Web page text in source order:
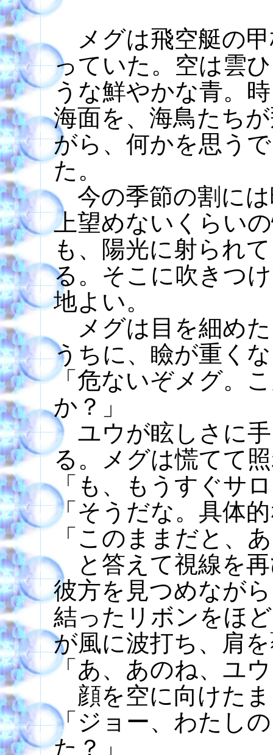
メグは飛空艇の
っていた。空は雲
うな鮮やかな青。
海面を、海鳥たち
がら、何かを思う
た。
今の季節の割には
上望めないくらい
も、陽光に射られ
る。そこに吹きつ
地よい。
メグは目を細め
うちに、瞼が重く
「危ないぞメグ。
か？」
ユウが眩しさに手
る。メグは慌てて
「も、もうすぐサ
「そうだな。具体
「このままだと、
と答えて視線を再
彼方を見つめなが
結ったリボンをほ
が風に波打ち、肩
「あ、あのね、ユ
顔を空に向けた
「ジョー、わたし
た？」